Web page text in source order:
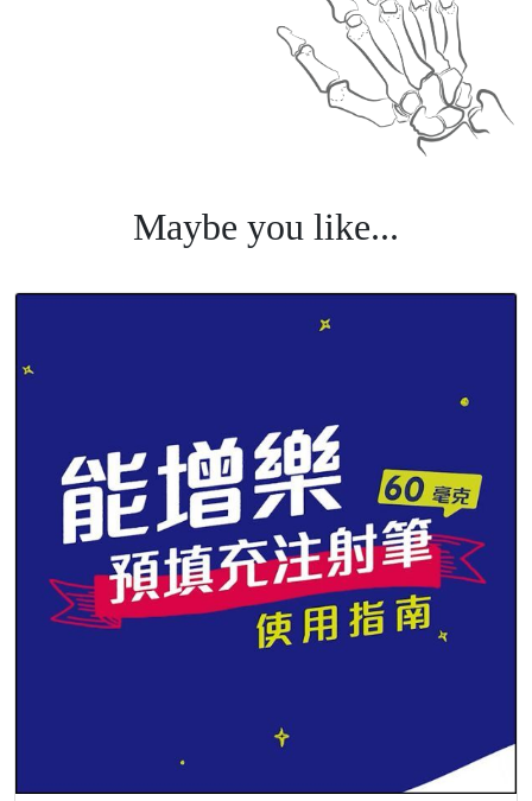
長空間 #長高診所 #成長門診 #長高門診 #科學長高 #肥胖門
#生長激素 #抑制性早熟 #骨齡檢測 #轉骨 #登大人
Maybe you like...